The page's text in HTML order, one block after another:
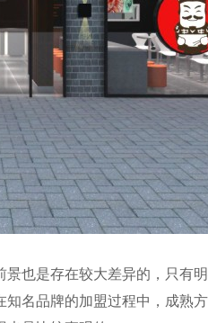
是存在较大差异的，只有
名品牌的加盟过程中，成熟